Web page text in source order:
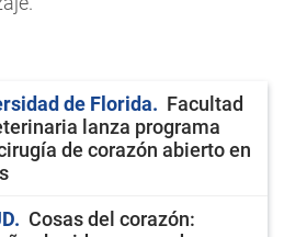
de Florida
Facultad
lanza programa
de corazón abierto en
Cosas del corazón: